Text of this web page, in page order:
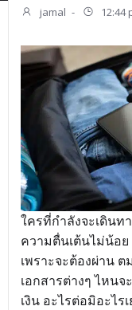
jamal - 12:44
ใครที่กำลังจะเดินท
ความตื่นเต้นไม่น้อ
เพราะจะต้องผ่าน ต
เอกสารต่างๆ ไหน
เงิน อะไรต่อมิอะไร